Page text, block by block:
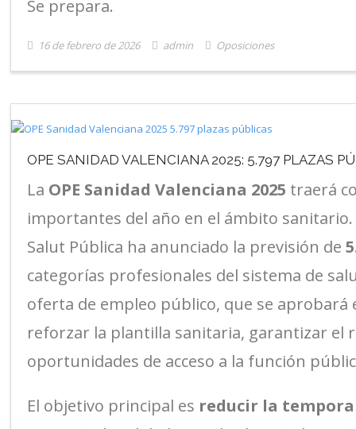
Se prepara.
16 de febrero de 2026 admin Oposiciones
OPE SANIDAD VALENCIANA 2025: 5.797 PLAZAS
La OPE Sanidad Valenciana 2025 traerá
importantes del año en el ámbito
Salut Pública ha anunciado la previsión de
categorías profesionales del sistema de
oferta de empleo público, que se aprobará
reforzar la plantilla sanitaria, garantizar el
oportunidades de acceso a la función
El objetivo principal es reducir la